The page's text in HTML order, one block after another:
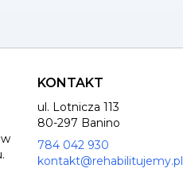
KONTAKT
ul. Lotnicza 113
80-297 Banino
784 042 930
kontakt@rehabilitujemy.pl